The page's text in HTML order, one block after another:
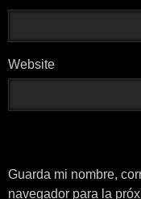
Website
Guarda mi nombre,
navegador para la